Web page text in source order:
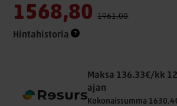
1568,80 1961,00
Hintahistoria
Maksa 136.33€/kk
ajan
Kokonaissumma